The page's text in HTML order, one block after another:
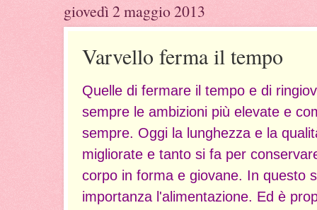
giovedì 2 maggio 2013
Varvello ferma il tempo
Quelle di fermare il tempo e di
sempre le ambizioni più elevate e
sempre. Oggi la lunghezza e la
migliorate e tanto si fa per
corpo in forma e giovane. In questo
importanza l'alimentazione. Ed è